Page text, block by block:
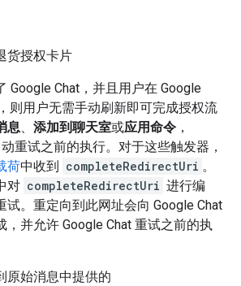
货授权卡片
Google Chat，并且用户在 Google
则用户无需手动刷新即可完成授权流
息、 添加到聊天室或应用命令 ，
重试之前的执行。对于这些触发器，
荷中收到 completeRedirectUri 。
对 completeRedirectUri 进行编
试。重定向到此网址会向 Google Chat
，并允许 Google Chat 重试之前的执
原始消息中提供的